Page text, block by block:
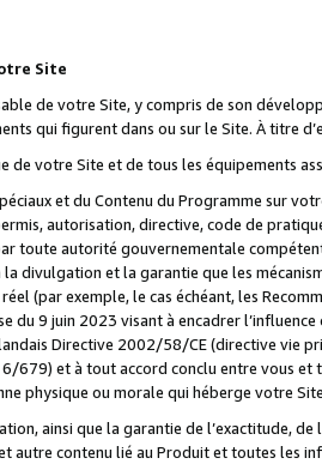
Site
de votre Site, y compris de son
qui figurent dans ou sur le Site. À titre
de votre Site et de tous les équipements
et du Contenu du Programme sur
autorisation, directive, code de
toute autorité gouvernementale
divulgation et la garantie que les
(par exemple, le cas échéant, les
du 9 juin 2023 visant à encadrer
Directive 2002/58/CE (directive vie
679) et à tout accord conclu entre vous
physique ou morale qui héberge votre
ainsi que la garantie de l’exactitude,
autre contenu lié au Produit et toutes les